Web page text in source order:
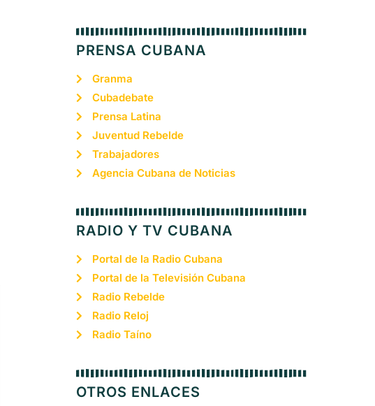
PRENSA CUBANA
Granma
Cubadebate
Prensa Latina
Juventud Rebelde
Trabajadores
Agencia Cubana de Noticias
RADIO Y TV CUBANA
Portal de la Radio Cubana
Portal de la Televisión Cubana
Radio Rebelde
Radio Reloj
Radio Taíno
OTROS ENLACES